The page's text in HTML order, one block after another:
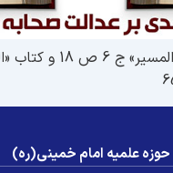
برگرفته از کتاب
حوزه علمیه امام خمینی(ره)